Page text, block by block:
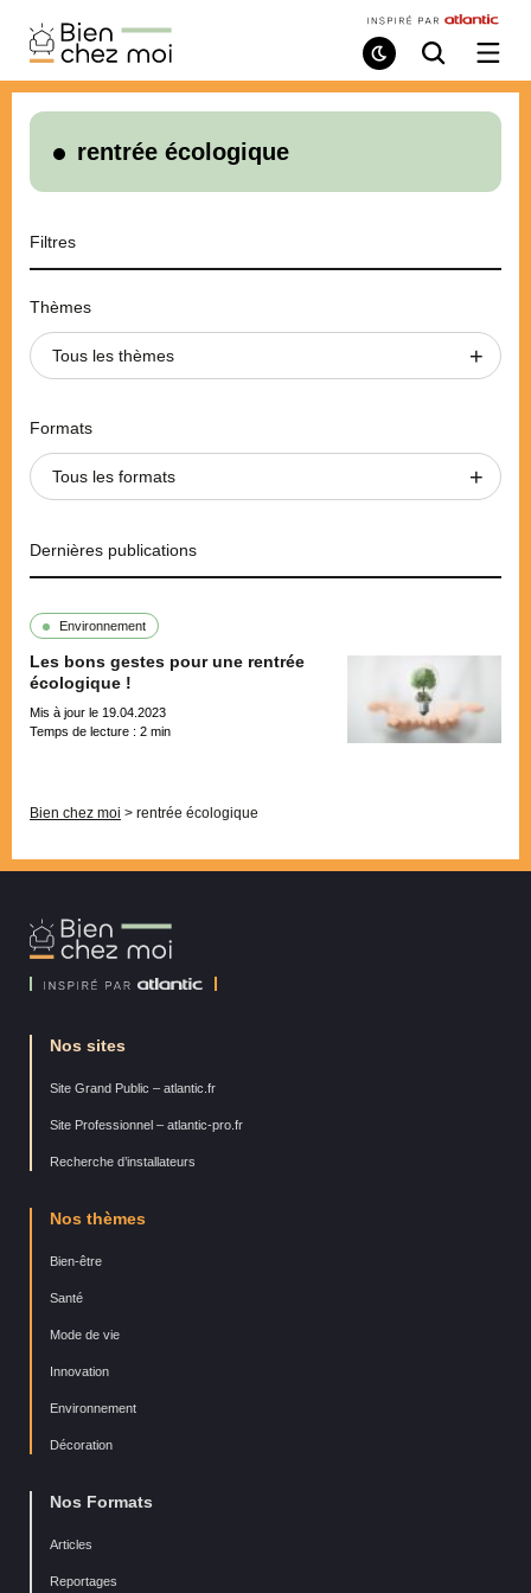
Bien
Chez
Moi
Mode
de
Recherche
/
le
rentrée écologique
Filtres
Thèmes
Tous les thèmes
Formats
Tous les formats
Dernières publications
Environnement
Les bons gestes pour une rentrée
écologique !
Mis à jour le 19.04.2023
Temps de lecture : 2 min
Bien chez moi > rentrée écologique
Bien
Chez
Nos sites
Site Grand Public – atlantic.fr
Site Professionnel – atlantic-pro.fr
Recherche d’installateurs
Nos thèmes
Bien-être
Santé
Mode de vie
Innovation
Environnement
Décoration
Nos Formats
Articles
Reportages